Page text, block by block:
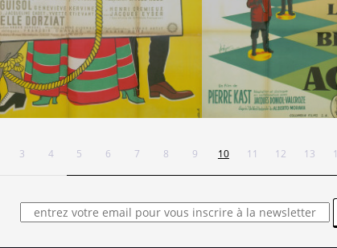
3 4 5 6 7 8 9 10 11 12 13